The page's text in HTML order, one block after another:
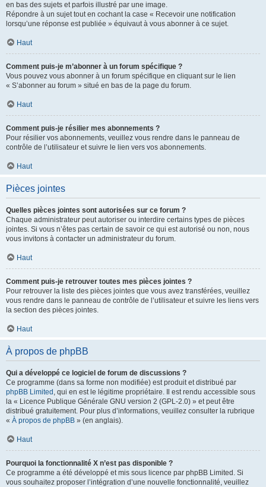
en bas des sujets et parfois illustré par une image.
Répondre à un sujet tout en cochant la case « Recevoir une notification
lorsqu’une réponse est publiée » équivaut à vous abonner à ce sujet.
Haut
Comment puis-je m’abonner à un forum spécifique ?
Vous pouvez vous abonner à un forum spécifique en cliquant sur le lien
« S’abonner au forum » situé en bas de la page du forum.
Haut
Comment puis-je résilier mes abonnements ?
Pour résilier vos abonnements, veuillez vous rendre dans le panneau de
contrôle de l’utilisateur et suivre le lien vers vos abonnements.
Haut
Pièces jointes
Quelles pièces jointes sont autorisées sur ce forum ?
Chaque administrateur peut autoriser ou interdire certains types de pièces
jointes. Si vous n’êtes pas certain de savoir ce qui est autorisé ou non, nous
vous invitons à contacter un administrateur du forum.
Haut
Comment puis-je retrouver toutes mes pièces jointes ?
Pour retrouver la liste des pièces jointes que vous avez transférées, veuillez
vous rendre dans le panneau de contrôle de l’utilisateur et suivre les liens vers
la section des pièces jointes.
Haut
À propos de phpBB
Qui a développé ce logiciel de forum de discussions ?
Ce programme (dans sa forme non modifiée) est produit et distribué par
phpBB Limited , qui en est le légitime propriétaire. Il est rendu accessible sous
la « Licence Publique Générale GNU version 2 (GPL-2.0) » et peut être
distribué gratuitement. Pour plus d’informations, veuillez consulter la rubrique
« À propos de phpBB » (en anglais).
Haut
Pourquoi la fonctionnalité X n’est pas disponible ?
Ce programme a été développé et mis sous licence par phpBB Limited. Si
vous souhaitez proposer l’intégration d’une nouvelle fonctionnalité, veuillez